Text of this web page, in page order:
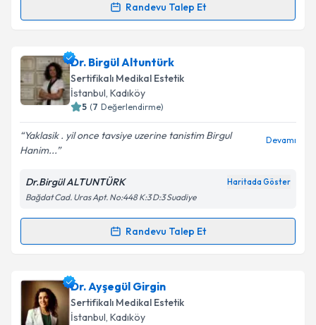
Takvim Talebini Gönder
Randevu Talep Et
Randevu Takvimi Talebi
Op. Dr. Melek Didem Aydemir
talebi oluşturun. Size bu uzmandan randevu almanız
için bir takvim hazırlandığında e-posta ile
bilgilendireceğiz.
E-posta Adresiniz
Kişisel verilerimin işlenmesine ilişkin
Metni'ni okudum ve kişisel verilerimin belirtilen
kapsamda işlenmesini kabul ediyorum.
Dr. Birgül Altuntürk
Sertifikalı Medikal Estetik
İstanbul, Kadıköy
5 (7 Değerlendirme)
Yaklasik . yil once tavsiye uzerine tanistim Birgul
Hanim...
Devamı
Dr.Birgül ALTUNTÜRK Haritada Göster
Bağdat Cad. Uras Apt. No:448 K:3 D:3 Suadiye
Randevu Talep Et
Randevu Takvimi Talebi
Dr. Birgül Altuntürkiçin randevu takvimi talebi
oluşturun. Size bu uzmandan randevu almanız için bir
takvim hazırlandığında e-posta ile bilgilendireceğiz.
Dr. Ayşegül Girgin
Sertifikalı Medikal Estetik
İstanbul, Kadıköy